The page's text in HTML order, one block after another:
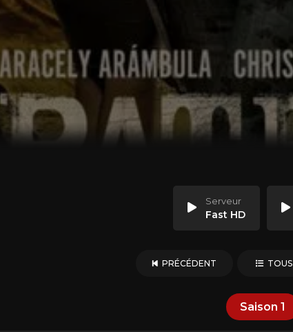
Serveur
Fast HD
PRÉCÉDENT TOUS
Saison 1